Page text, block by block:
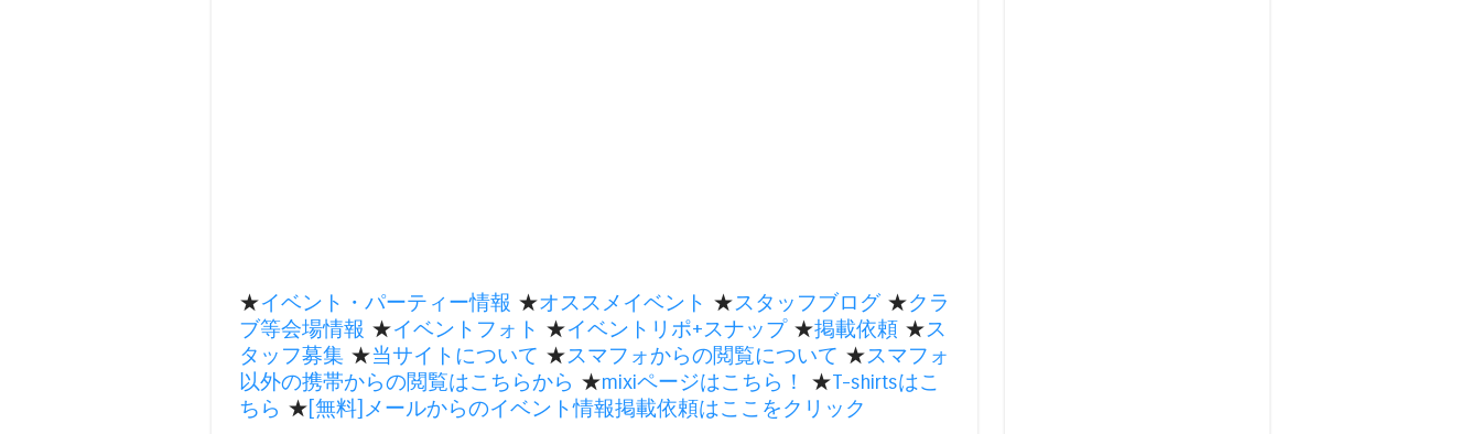
★イベント・パーティー情報 ★オススメイベント ★スタッフブログ ★クラ
ブ等会場情報 ★イベントフォト ★イベントリポ+スナップ★掲載依頼 ★ス
タッフ募集 ★当サイトについて ★スマフォからの閲覧について ★スマフォ
以外の携帯からの閲覧はこちらから ★mixiページはこちら！ ★T-shirtsはこ
ちら ★[無料]メールからのイベント情報掲載依頼はここをクリック